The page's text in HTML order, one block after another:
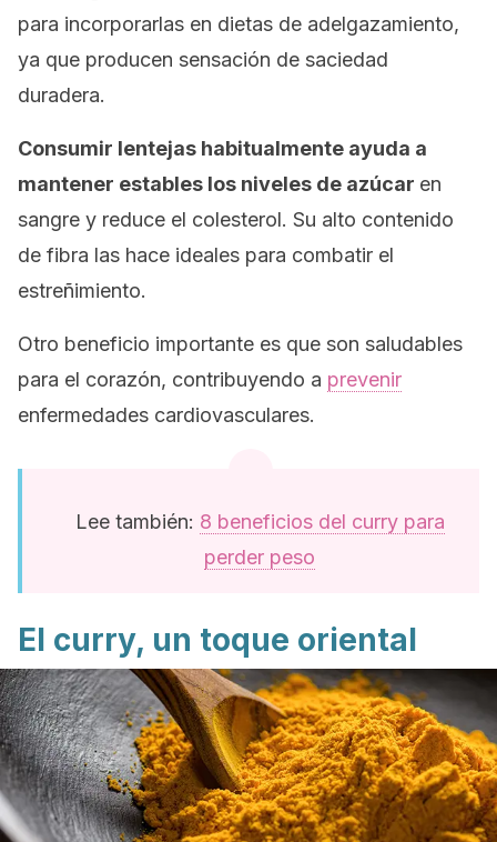
para incorporarlas en dietas de adelgazamiento,
ya que producen sensación de saciedad
duradera.
Consumir lentejas habitualmente ayuda a
mantener estables los niveles de azúcar en
sangre y reduce el colesterol. Su alto contenido
de fibra las hace ideales para combatir el
estreñimiento.
Otro beneficio importante es que son saludables
para el corazón, contribuyendo a prevenir
enfermedades cardiovasculares.
Lee también: 8 beneficios del curry para
perder peso
El curry, un toque oriental